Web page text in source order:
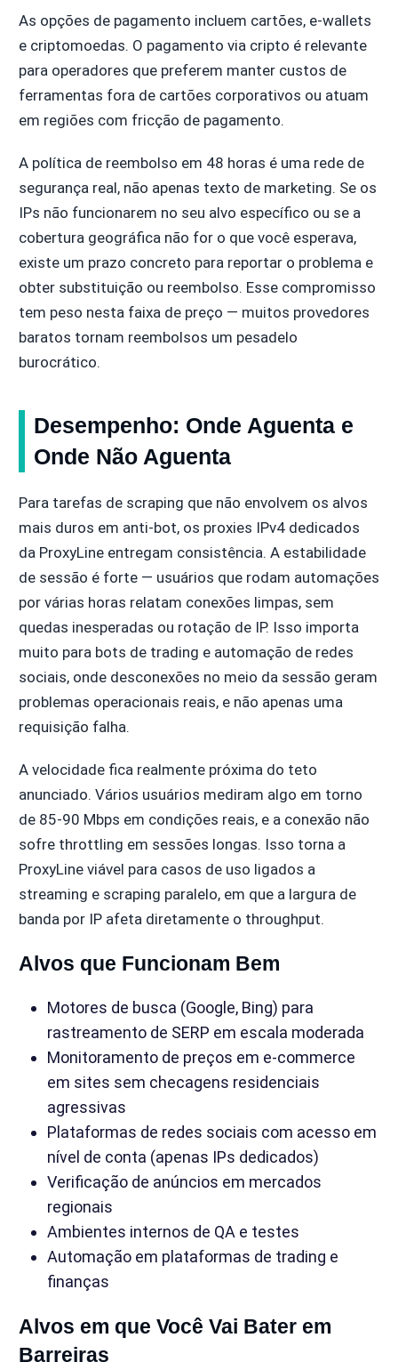
As opções de pagamento incluem cartões, e-wallets
e criptomoedas. O pagamento via cripto é relevante
para operadores que preferem manter custos de
ferramentas fora de cartões corporativos ou atuam
em regiões com fricção de pagamento.
A política de reembolso em 48 horas é uma rede de
segurança real, não apenas texto de marketing. Se os
IPs não funcionarem no seu alvo específico ou se a
cobertura geográfica não for o que você esperava,
existe um prazo concreto para reportar o problema e
obter substituição ou reembolso. Esse compromisso
tem peso nesta faixa de preço — muitos provedores
baratos tornam reembolsos um pesadelo
burocrático.
Desempenho: Onde Aguenta e
Onde Não Aguenta
Para tarefas de scraping que não envolvem os alvos
mais duros em anti-bot, os proxies IPv4 dedicados
da ProxyLine entregam consistência. A estabilidade
de sessão é forte — usuários que rodam automações
por várias horas relatam conexões limpas, sem
quedas inesperadas ou rotação de IP. Isso importa
muito para bots de trading e automação de redes
sociais, onde desconexões no meio da sessão geram
problemas operacionais reais, e não apenas uma
requisição falha.
A velocidade fica realmente próxima do teto
anunciado. Vários usuários mediram algo em torno
de 85-90 Mbps em condições reais, e a conexão não
sofre throttling em sessões longas. Isso torna a
ProxyLine viável para casos de uso ligados a
streaming e scraping paralelo, em que a largura de
banda por IP afeta diretamente o throughput.
Alvos que Funcionam Bem
Motores de busca (Google, Bing) para
rastreamento de SERP em escala moderada
Monitoramento de preços em e-commerce
em sites sem checagens residenciais
agressivas
Plataformas de redes sociais com acesso em
nível de conta (apenas IPs dedicados)
Verificação de anúncios em mercados
regionais
Ambientes internos de QA e testes
Automação em plataformas de trading e
finanças
Alvos em que Você Vai Bater em
Barreiras